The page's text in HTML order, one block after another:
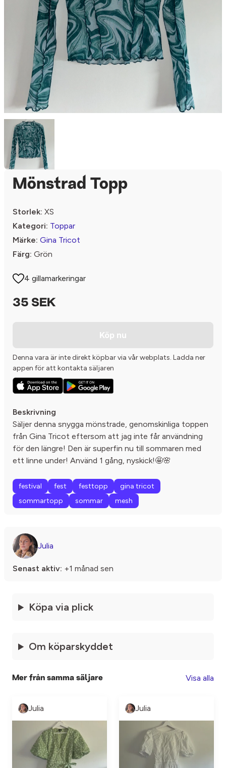
Mönstrad Topp
Storlek: XS
Kategori: Toppar
Märke: Gina Tricot
Färg: Grön
4 gillamarkeringar
35 SEK
Köp nu
Denna vara är inte direkt köpbar via vår webplats. Ladda ner
appen för att kontakta säljaren
Beskrivning
Säljer denna snygga mönstrade, genomskinliga toppen
från Gina Tricot eftersom att jag inte får användning
för den längre! Den är superfin nu till sommaren med
ett linne under! Använd 1 gång, nyskick!🤩🌸
festival fest festtopp
gina tricot
sommartopp
sommar mesh
Julia
Senast aktiv: +1 månad sen
Köpa via plick
Om köparskyddet
Mer från samma säljare Visa alla
Julia Julia